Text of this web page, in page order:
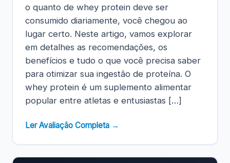
o quanto de whey protein deve ser
consumido diariamente, você chegou ao
lugar certo. Neste artigo, vamos explorar
em detalhes as recomendações, os
benefícios e tudo o que você precisa saber
para otimizar sua ingestão de proteína. O
whey protein é um suplemento alimentar
popular entre atletas e entusiastas […]
Ler Avaliação Completa →